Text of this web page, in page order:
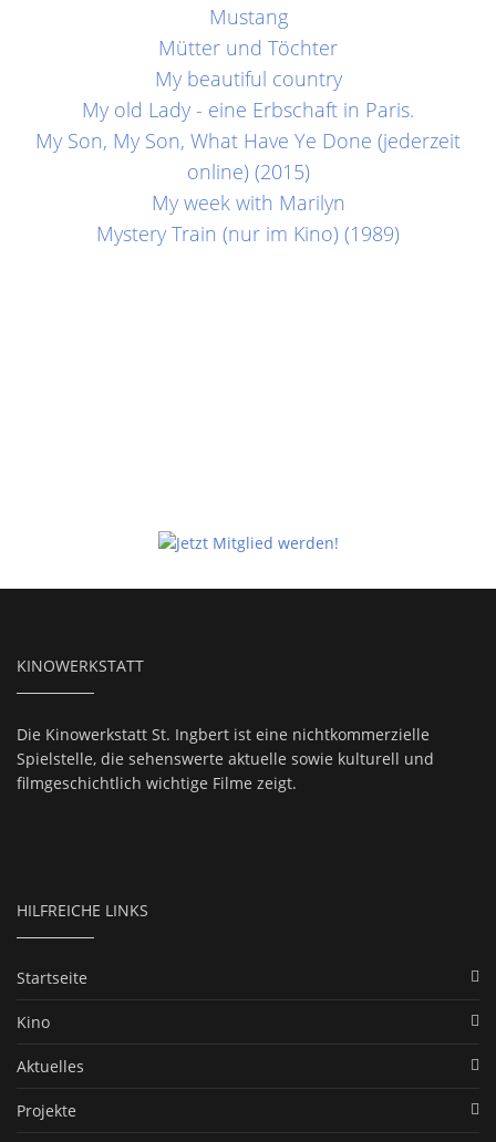
Mustang
Mütter und Töchter
My beautiful country
My old Lady - eine Erbschaft in Paris.
My Son, My Son, What Have Ye Done (jederzeit
online) (2015)
My week with Marilyn
Mystery Train (nur im Kino) (1989)
KINOWERKSTATT
Die Kinowerkstatt St. Ingbert ist eine nichtkommerzielle
Spielstelle, die sehenswerte aktuelle sowie kulturell und
filmgeschichtlich wichtige Filme zeigt.
HILFREICHE LINKS
Startseite
Kino
Aktuelles
Projekte